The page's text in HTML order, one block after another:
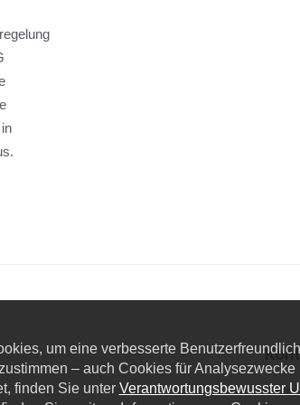
um eine verbesserte
– auch Cookies für
finden Sie unter Verantwortungsbewusster